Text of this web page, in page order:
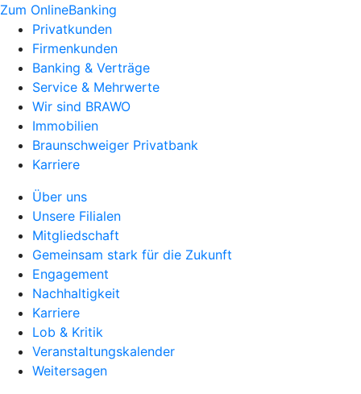
Zum OnlineBanking
Privatkunden
Firmenkunden
Banking & Verträge
Service & Mehrwerte
Wir sind BRAWO
Immobilien
Braunschweiger Privatbank
Karriere
Über uns
Unsere Filialen
Mitgliedschaft
Gemeinsam stark für die Zukunft
Engagement
Nachhaltigkeit
Karriere
Lob & Kritik
Veranstaltungskalender
Weitersagen